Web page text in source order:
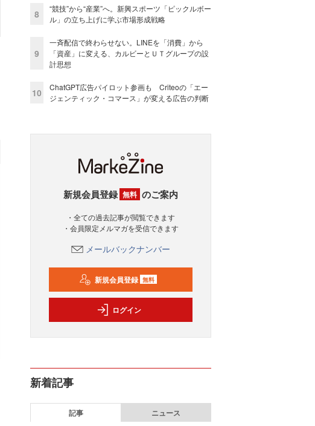
8
“競技”から“産業”へ。新興スポーツ「ピックルボー
ル」の立ち上げに学ぶ市場形成戦略
9
一斉配信で終わらせない。LINEを「消費」から
「資産」に変える、カルビーとＵＴグループの設
計思想
10
ChatGPT広告パイロット参画も Criteoの「エー
ジェンティック・コマース」が変える広告の判断
新規会員登録 無料 のご案内
・全ての過去記事が閲覧できます
・会員限定メルマガを受信できます
メールバックナンバー
新規会員登録 無料
ログイン
新着記事
記事 ニュース